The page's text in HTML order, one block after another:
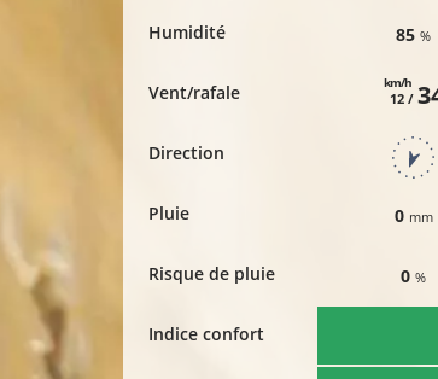
Humidité
Vent/rafale
Direction
Pluie
Risque de pluie
Indice confort
85%
12 /
km/h
0 mm
0%